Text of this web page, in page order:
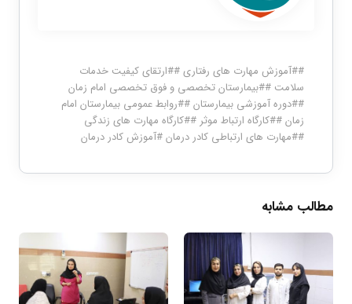
##آموزش مهارت های رفتاری##ارتقای کیفیت خدمات
سلامت ##بیمارستان تخصصی و فوق تخصصی امام زمان
##دوره آموزشی بیمارستان##روابط عمومی بیمارستان امام
زمان##کارگاه ارتباط موثر##کارگاه مهارت های زندگی
##مهارت های ارتباطی کادر درمان#آموزش کادر درمان
مطالب مشابه